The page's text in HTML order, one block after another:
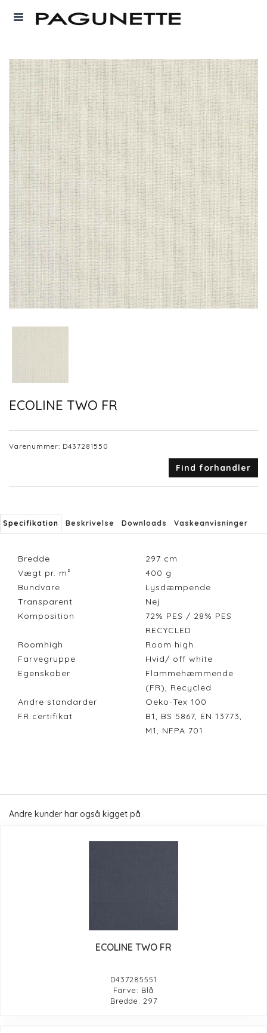
ECOLINE TWO FR
Varenummer: D437281550
Find forhandler
Specifikation Beskrivelse Downloads Vaskeanvisninger
Bredde 297 cm
Vægt pr. m²
400 g
Bundvare
Lysdæmpende
Transparent
Nej
Komposition
72% PES / 28% PES
RECYCLED
Roomhigh
Room high
Farvegruppe
Hvid/ off white
Egenskaber
Flammehæmmende
(FR), Recycled
Andre standarder
Oeko-Tex 100
FR certifikat
B1, BS 5867, EN 13773,
M1, NFPA 701
Andre kunder har også kigget på
ECOLINE TWO FR
D437285551
Farve: Blå
Bredde: 297